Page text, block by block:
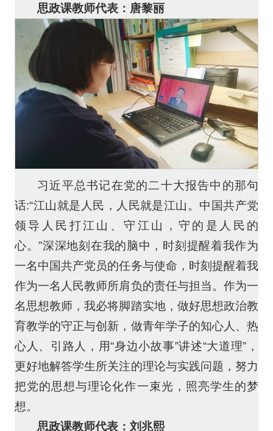
思政课教师代表：唐黎丽
习近平总书记在党的二十大报告中的那句
话:“江山就是人民，人民就是江山。中国共产党
领导人民打江山、守江山，守的是人民的
心。”深深地刻在我的脑中，时刻提醒着我作为
一名中国共产党员的任务与使命，时刻提醒着我
作为一名人民教师所肩负的责任与担当。作为一
名思想教师，我必将脚踏实地，做好思想政治教
育教学的守正与创新，做青年学子的知心人、热
心人、引路人，用“身边小故事”讲述“大道理”，
更好地解答学生所关注的理论与实践问题，努力
把党的思想与理论化作一束光，照亮学生的梦
想。
思政课教师代表：刘兆熙